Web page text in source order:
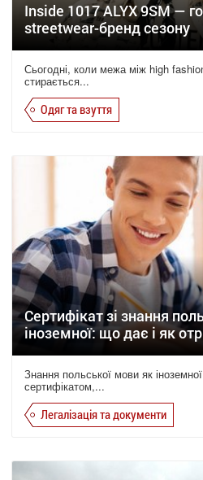
Inside 1017 ALYX 9SM —
streetwear-бренд сезону
Сьогодні, коли межа між high
стирається...
Одяг та взуття
Сертифікат зі знання
іноземної: що дає і як
Знання польської мови як
сертифікатом,...
Легалізація та документи